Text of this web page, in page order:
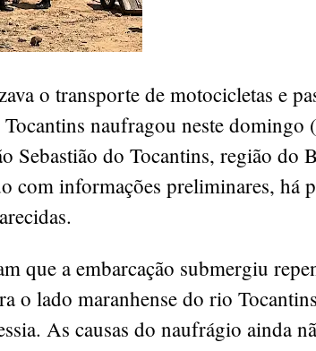
o transporte de motocicletas e
naufragou neste domingo
Sebastião do Tocantins, região do
com informações preliminares, há
que a embarcação submergiu
o lado maranhense do rio
As causas do naufrágio ainda